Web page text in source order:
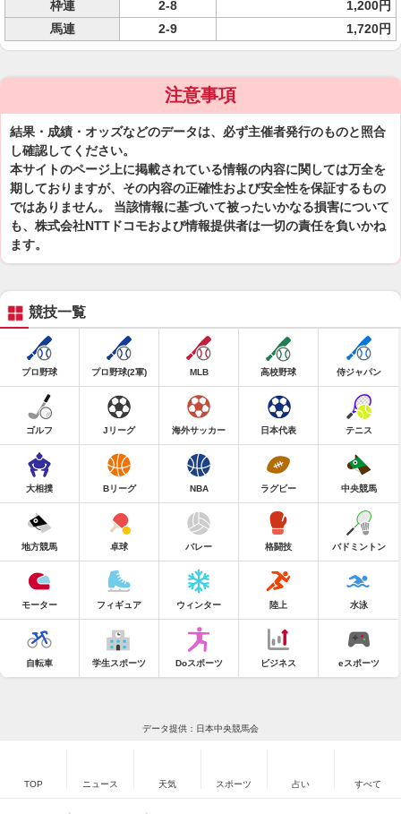
枠連
2-8
1,200円
馬連
2-9 1,720円
注意事項
結果・成績・オッズなどのデータは、必ず主催者発行のものと照合
し確認してください。
本サイトのページ上に掲載されている情報の内容に関しては万全を
期しておりますが、その内容の正確性および安全性を保証するもの
ではありません。 当該情報に基づいて被ったいかなる損害について
も、株式会社NTTドコモおよび情報提供者は一切の責任を負いかね
ます。
競技一覧
プロ野球 プロ野球(2軍) MLB 高校野球 侍ジャパン
ゴルフ Jリーグ 海外サッカー 日本代表 テニス
大相撲 Bリーグ NBA ラグビー 中央競馬
地方競馬 卓球 バレー 格闘技 バドミントン
モーター フィギュア ウィンター 陸上 水泳
自転車 学生スポーツ Doスポーツ ビジネス eスポーツ
データ提供：日本中央競馬会
TOP ニュース 天気 スポーツ 占い すべて